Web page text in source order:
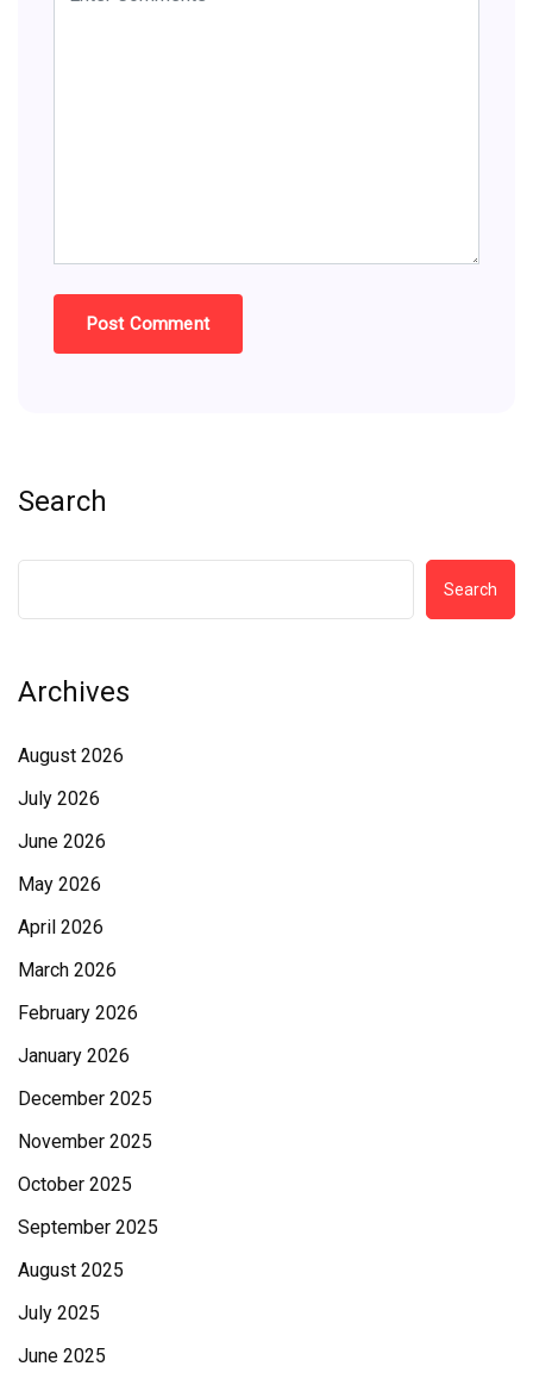
Search
Search
Archives
August 2026
July 2026
June 2026
May 2026
April 2026
March 2026
February 2026
January 2026
December 2025
November 2025
October 2025
September 2025
August 2025
July 2025
June 2025